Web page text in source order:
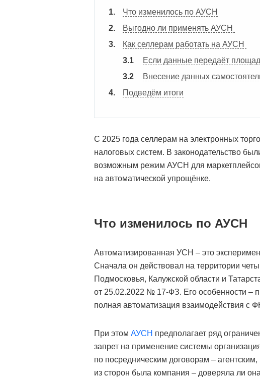
Что изменилось по АУСН
Выгодно ли применять АУСН
Как селлерам работать на АУСН
Если данные передаёт
Внесение данных
Подведём итоги
С 2025 года селлерам на электронных
налоговых систем. В законодательство
возможным режим АУСН для
на автоматической упрощёнке.
Что изменилось по АУСН
Автоматизированная УСН – это
Сначала он действовал на территории
Подмосковья, Калужской области и
от 25.02.2022 № 17-ФЗ. Его особенности –
полная автоматизация взаимодействия с
При этом АУСН предполагает ряд
запрет на применение системы
по посредническим договорам –
из сторон была компания – доверяла ли